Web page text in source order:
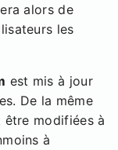
alors de
les
est mis à jour
De la même
être modifiées à
à